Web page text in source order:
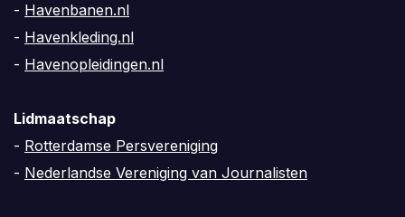
- Havenbanen.nl
- Havenkleding.nl
- Havenopleidingen.nl
Lidmaatschap
- Rotterdamse Persvereniging
- Nederlandse Vereniging van Journalisten